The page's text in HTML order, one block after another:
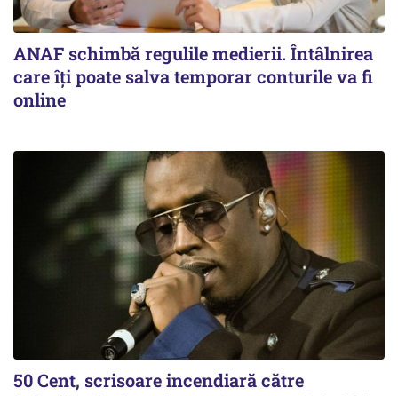
ANAF schimbă regulile medierii. Întâlnirea
care îți poate salva temporar conturile va fi
online
50 Cent, scrisoare incendiară către